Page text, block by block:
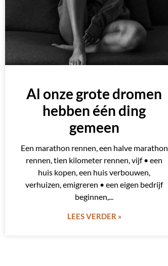
Al onze grote dromen
hebben één ding
gemeen
Een marathon rennen, een halve marathon
rennen, tien kilometer rennen, vijf • een
huis kopen, een huis verbouwen,
verhuizen, emigreren • een eigen bedrijf
beginnen,
LEES VERDER »